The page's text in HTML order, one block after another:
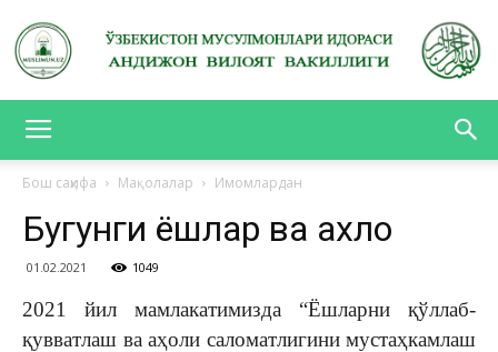
ВИЛОЯТ
Бош саҳифа Мақолалар Имомлардан
Бугунги ёшлар ва ахлоқ
01.02.2021 1049
2021 йил мамлакатимизда “Ёшларни қўллаб-
қувватлаш ва аҳоли саломатлигини мустаҳкамлаш